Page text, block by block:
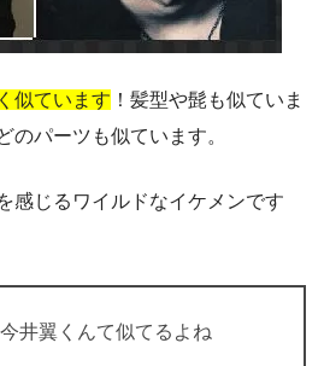
似ています ！髪型や髭も似ていま
のパーツも似ています。
感じるワイルドなイケメンです
井翼くんて似てるよね